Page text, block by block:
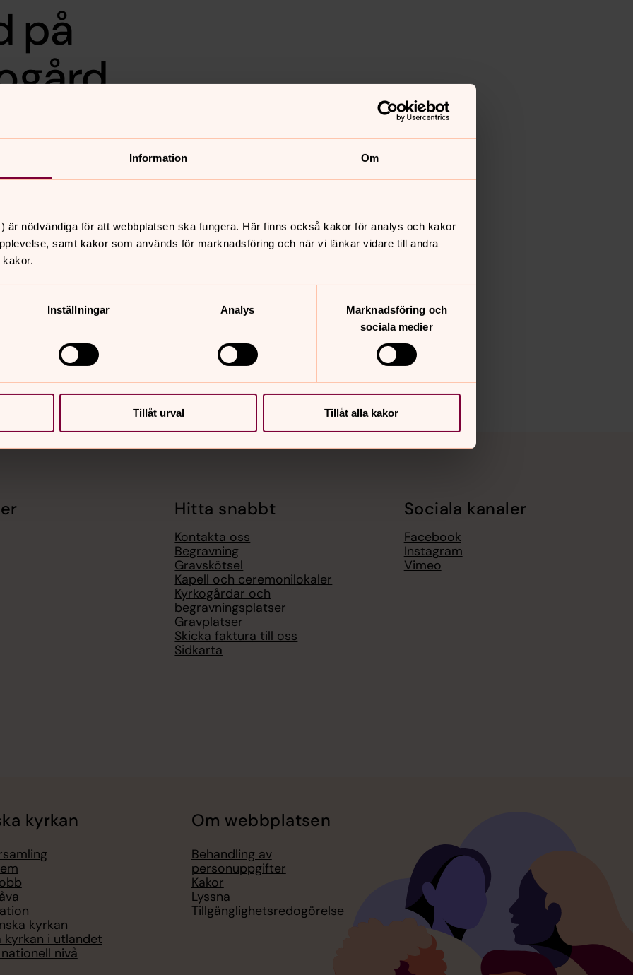
Information Om
är nödvändiga för att webbplatsen ska fungera. Här finns också kakor för analys och kakor
samt kakor som används för marknadsföring och när vi länkar vidare till andra
Inställningar Analys
Marknadsföring och
sociala medier
Tillåt urval Tillåt alla kakor
på
på Angereds kyrkogård.
gravstenar) på den nya delen. Det
för gravlyktor och urnor
där aska nedsätts ligger i gräsytan
Hitta snabbt
Kontakta oss
Begravning
Gravskötsel
Kapell och ceremonilokaler
Kyrkogårdar och
begravningsplatser
Gravplatser
Skicka faktura till oss
Sidkarta
Sociala kanaler
Facebook
Instagram
Vimeo
kyrkan
kyrkan
kyrkan i utlandet
nivå
Om webbplatsen
Behandling av
personuppgifter
Kakor
Lyssna
Tillgänglighetsredogörelse